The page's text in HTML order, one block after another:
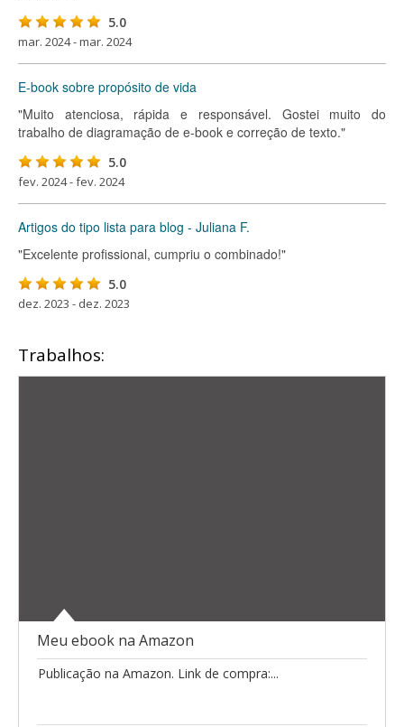
5.0
mar. 2024 - mar. 2024
E-book sobre propósito de vida
"Muito atenciosa, rápida e responsável. Gostei muito do
trabalho de diagramação de e-book e correção de texto."
5.0
fev. 2024 - fev. 2024
Artigos do tipo lista para blog - Juliana F.
"Excelente profissional, cumpriu o combinado!"
5.0
dez. 2023 - dez. 2023
Trabalhos:
Meu ebook na Amazon
Publicação na Amazon. Link de compra:...